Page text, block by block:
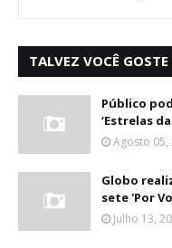
TALVEZ VOCÊ
Público
‘Estrelas da
Agosto 05,
Globo
sete 'Por
Julho 13,